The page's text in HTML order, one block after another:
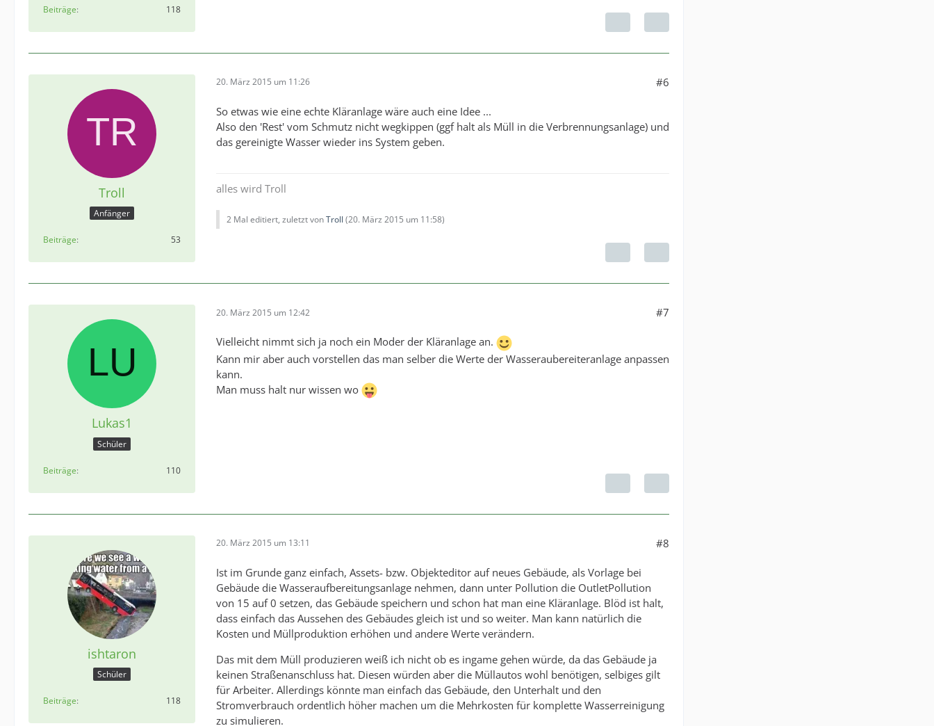
Beiträge 118
Troll
Anfänger
Beiträge 53
20. März 2015 um 11:26 #6
So etwas wie eine echte Kläranlage wäre auch eine Idee ...
Also den 'Rest' vom Schmutz nicht wegkippen (ggf halt als Müll in die Verbrennungsanlage) und
das gereinigte Wasser wieder ins System geben.
alles wird Troll
2 Mal editiert, zuletzt vonTroll (20. März 2015 um 11:58)
Lukas1
Schüler
Beiträge 110
20. März 2015 um 12:42 #7
Vielleicht nimmt sich ja noch ein Moder der Kläranlage an.
Kann mir aber auch vorstellen das man selber die Werte der Wasseraubereiteranlage anpassen
kann.
Man muss halt nur wissen wo
ishtaron
Schüler
Beiträge 118
20. März 2015 um 13:11 #8
Ist im Grunde ganz einfach, Assets- bzw. Objekteditor auf neues Gebäude, als Vorlage bei
Gebäude die Wasseraufbereitungsanlage nehmen, dann unter Pollution die OutletPollution
von 15 auf 0 setzen, das Gebäude speichern und schon hat man eine Kläranlage. Blöd ist halt,
dass einfach das Aussehen des Gebäudes gleich ist und so weiter. Man kann natürlich die
Kosten und Müllproduktion erhöhen und andere Werte verändern.
Das mit dem Müll produzieren weiß ich nicht ob es ingame gehen würde, da das Gebäude ja
keinen Straßenanschluss hat. Diesen würden aber die Müllautos wohl benötigen, selbiges gilt
für Arbeiter. Allerdings könnte man einfach das Gebäude, den Unterhalt und den
Stromverbrauch ordentlich höher machen um die Mehrkosten für komplette Wasserreinigung
zu simulieren.